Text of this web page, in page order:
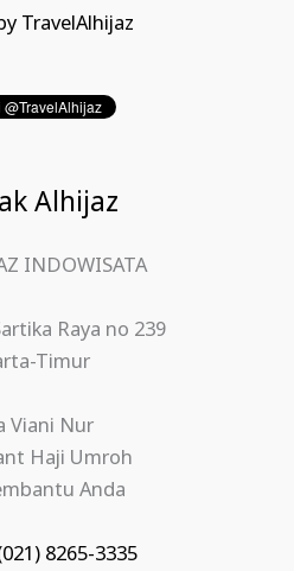
TravelAlhijaz
Alhijaz
INDOWISATA
Raya no 239
Timur
Viani Nur
Haji Umroh
Anda
8265-3335